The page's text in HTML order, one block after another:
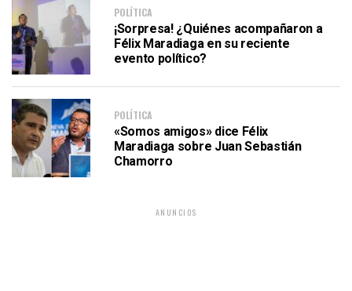
POLÍTICA
¡Sorpresa! ¿Quiénes acompañaron a
Félix Maradiaga en su reciente
evento político?
POLÍTICA
«Somos amigos» dice Félix
Maradiaga sobre Juan Sebastián
Chamorro
ANUNCIOS